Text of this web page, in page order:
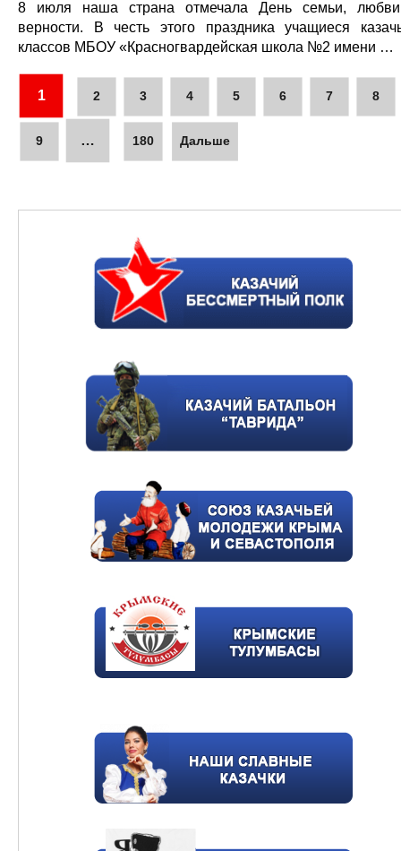
8 июля наша страна отмечала День семьи,
верности. В честь этого праздника учащиеся
классов МБОУ «Красногвардейская школа №2 имени …
1 2 3 4 5 6 7 8
9 … 180 Дальше